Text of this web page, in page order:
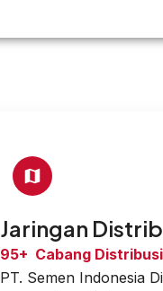
Jaringan
95+ Cabang
PT. Semen Indonesia